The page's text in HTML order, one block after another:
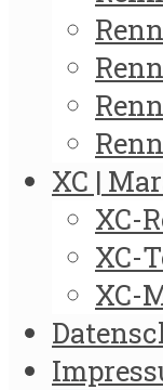
XC |
XC-
XC-
XC-